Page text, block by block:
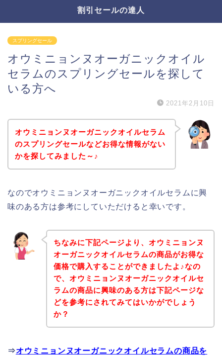
割引セールの達人
スプリングセール
オウミニョンヌオーガニックオイル
セラムのスプリングセールを探して
いる方へ
2021年2月10日
オウミニョンヌオーガニックオイルセラム
のスプリングセールなどお得な情報がない
かを探してみました～♪
なのでオウミニョンヌオーガニックオイルセラムに興
味のある方は参考にしていただけると幸いです。
ちなみに下記ページより、オウミニョンヌ
オーガニックオイルセラムの商品がお得な
価格で購入することができましたよ♪なの
で、オウミニョンヌオーガニックオイルセ
ラムの商品に興味のある方は下記ページな
どを参考にされてみてはいかがでしょう
か？
⇒オウミニョンヌオーガニックオイルセラムの商品を